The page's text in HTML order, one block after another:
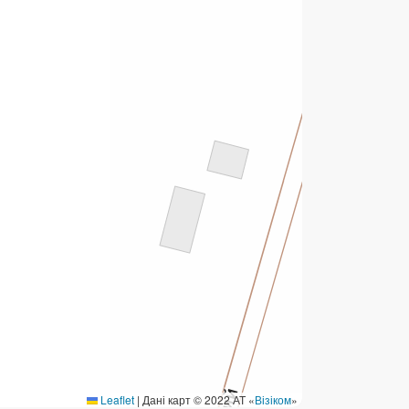
Leaflet | Дані карт © 2022 АТ «Візіком»